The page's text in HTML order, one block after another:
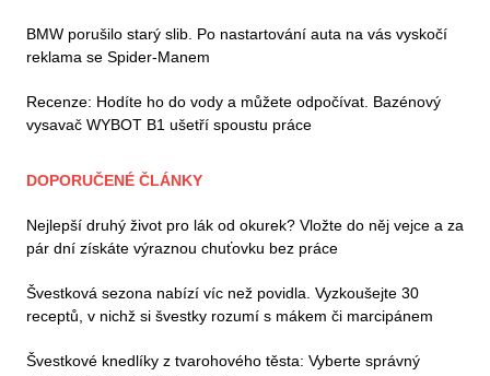
BMW porušilo starý slib. Po nastartování auta na vás vyskočí
reklama se Spider-Manem
Recenze: Hodíte ho do vody a můžete odpočívat. Bazénový
vysavač WYBOT B1 ušetří spoustu práce
DOPORUČENÉ ČLÁNKY
Nejlepší druhý život pro lák od okurek? Vložte do něj vejce a za
pár dní získáte výraznou chuťovku bez práce
Švestková sezona nabízí víc než povidla. Vyzkoušejte 30
receptů, v nichž si švestky rozumí s mákem či marcipánem
Švestkové knedlíky z tvarohového těsta: Vyberte správný